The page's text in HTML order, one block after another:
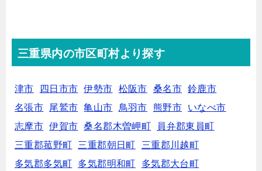
三重県内の市区町村より探す
津市 四日市市 伊勢市 松阪市 桑名市 鈴鹿市
名張市
尾鷲市 亀山市 鳥羽市 熊野市
いなべ市
志摩市
伊賀市 桑名郡木曽岬町
員弁郡東員町
三重郡菰野町
三重郡朝日町
三重郡川越町
多気郡多気町
多気郡明和町
多気郡大台町